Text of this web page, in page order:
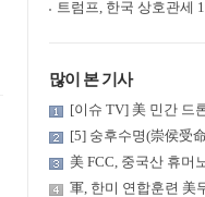
많이 본 기사